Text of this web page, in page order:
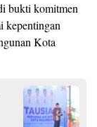
bukti komitmen
kepentingan
Kota